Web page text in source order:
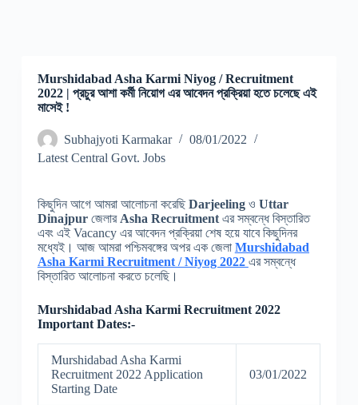
Murshidabad Asha Karmi Niyog / Recruitment
2022 | প্রচুর আশা কর্মী নিয়োগ এর আবেদন প্রক্রিয়া হতে চলেছে এই
মাসেই !
Subhajyoti Karmakar
08/01/2022
Latest Central Govt. Jobs
কিছুদিন আগে আমরা আলোচনা করেছি Darjeelingও Uttar
Dinajpurজেলার Asha Recruitmentএর সম্বন্ধে বিস্তারিত
এবং এই Vacancy এর আবেদন প্রক্রিয়া শেষ হয়ে যাবে কিছুদিনর
মধ্যেই। আজ আমরা পশ্চিমবঙ্গের অপর এক জেলা Murshidabad
Asha Karmi Recruitment / Niyog 2022 এর সম্বন্ধে
বিস্তারিত আলোচনা করতে চলেছি।
Murshidabad Asha Karmi Recruitment 2022
Important Dates:-
Murshidabad Asha Karmi
Recruitment 2022 Application
Starting Date
03/01/2022